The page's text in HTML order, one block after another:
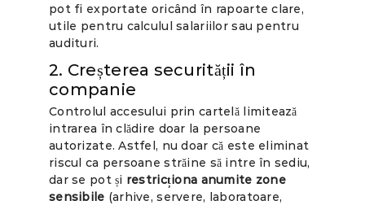
pot fi exportate oricând în rapoarte clare,
utile pentru calculul salariilor sau pentru
audituri.
2. Creșterea securității în
companie
Controlul accesului prin cartelă limitează
intrarea în clădire doar la persoane
autorizate. Astfel, nu doar că este eliminat
riscul ca persoane străine să intre în sediu,
dar se pot și restricționa anumite zone
sensibile (arhive, servere, laboratoare,